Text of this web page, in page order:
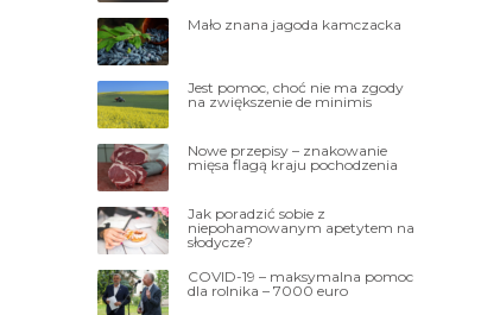
Mało znana jagoda kamczacka
Jest pomoc, choć nie ma zgody
na zwiększenie de minimis
Nowe przepisy – znakowanie
mięsa flagą kraju pochodzenia
Jak poradzić sobie z
niepohamowanym apetytem na
słodycze?
COVID-19 – maksymalna pomoc
dla rolnika – 7000 euro